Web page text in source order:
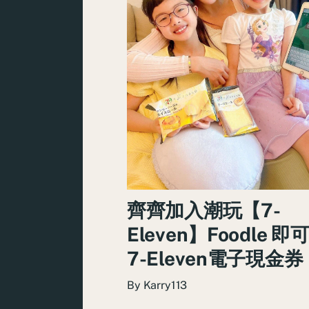
齊齊加入潮玩【7-
Eleven】Foodle 即
7-Eleven電子現金券
By Karry113